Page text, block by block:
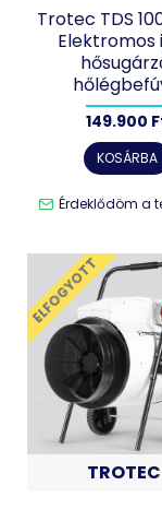
Trotec TDS
Elektromos
149.900
KOSÁRBA
Érdeklődöm a
ELFOGYOTT
TROTEC